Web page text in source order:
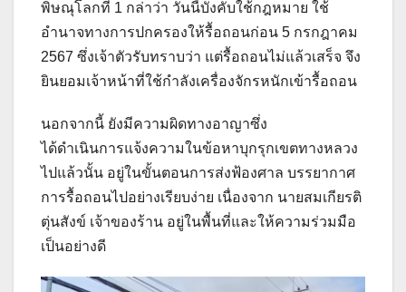
พิษณุโลกที่ 1 กล่าว่า วันนี้บังคับใช้กฎหมาย ใช้
อำนาจทางการปกครองให้รื้อถอนก่อน 5 กรกฎาคม
2567 ซึ่งเจ้าตัวรับทราบว่า แต่รื้อถอนไม่แล้วเสร็จ จึง
ยินยอมเจ้าหน้าที่ใช้กำลังเครื่องจักรหนักเข้ารื้อถอน
นอกจากนี้ ยังมีความผิดทางอาญาซึ่ง
ได้ดำเนินการแจ้งความในข้อหาบุกรุกเขตทางหลวง
ไปแล้วนั้น อยู่ในขั้นตอนการส่งฟ้องศาล บรรยากาศ
การรื้อถอนไปอย่างเรียบง่าย เนื่องจาก นายสมเกียรติ
ตุ่นสังข์ เจ้าของร้าน อยู่ในพื้นที่และให้ความร่วมมือ
เป็นอย่างดี